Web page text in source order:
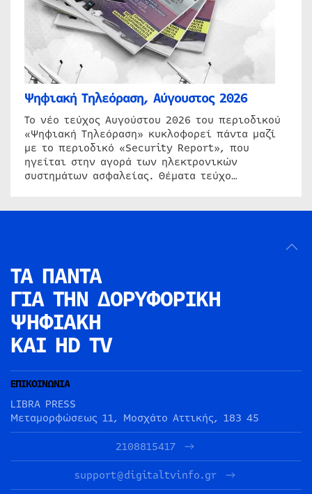
Ψηφιακή Τηλεόραση, Αύγουστος 2026
Το νέο τεύχος Αυγούστου 2026 του περιοδικού
«Ψηφιακή Τηλεόραση» κυκλοφορεί πάντα μαζί
με το περιοδικό «Security Report», που
ηγείται στην αγορά των ηλεκτρονικών
συστημάτων ασφαλείας. Θέματα τεύχο…
ΤΑ ΠΑΝΤΑ
ΓΙΑ ΤΗΝ ΔΟΡΥΦΟΡΙΚΗ
ΨΗΦΙΑΚΗ
ΚΑΙ HD TV
ΕΠΙΚΟΙΝΩΝΙΑ
LIBRA PRESS
Μεταμορφώσεως 11, Μοσχάτο Αττικής, 183 45
2108815417
support@digitaltvinfo.gr